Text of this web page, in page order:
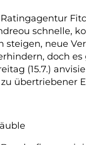
schnelle,
steigen, neue
doch
(15.7.)
übertriebener